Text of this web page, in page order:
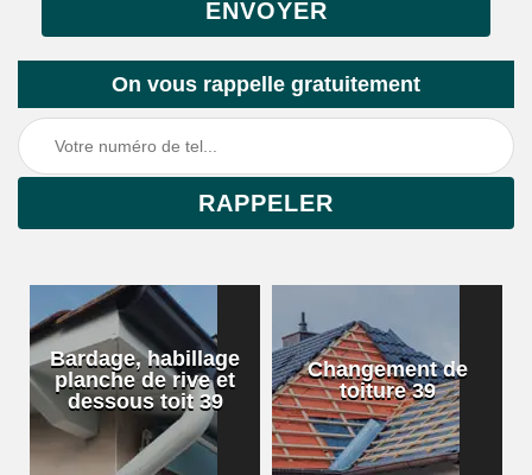
On vous rappelle gratuitement
Bardage, habillage
planche de rive et
dessous toit 39
Changement de
toiture 39